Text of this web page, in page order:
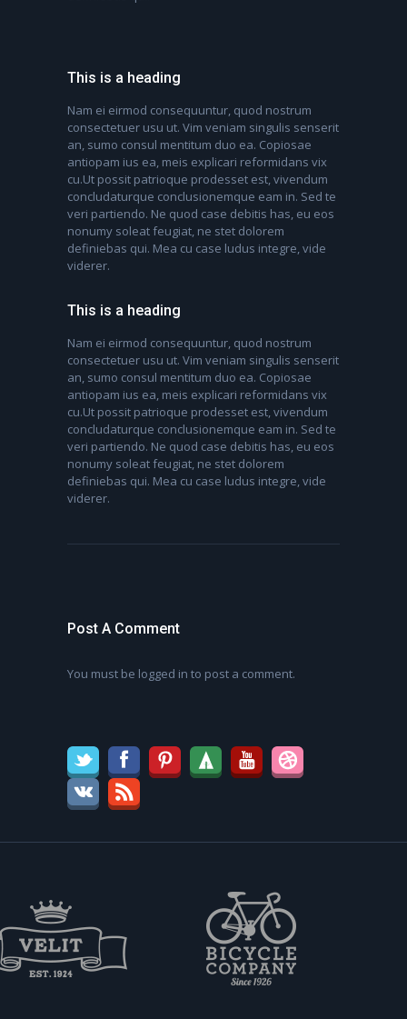
This is a heading
Nam ei eirmod consequuntur, quod nostrum
consectetuer usu ut. Vim veniam singulis senserit
an, sumo consul mentitum duo ea. Copiosae
antiopam ius ea, meis explicari reformidans vix
cu.Ut possit patrioque prodesset est, vivendum
concludaturque conclusionemque eam in. Sed te
veri partiendo. Ne quod case debitis has, eu eos
nonumy soleat feugiat, ne stet dolorem
definiebas qui. Mea cu case ludus integre, vide
viderer.
This is a heading
Nam ei eirmod consequuntur, quod nostrum
consectetuer usu ut. Vim veniam singulis senserit
an, sumo consul mentitum duo ea. Copiosae
antiopam ius ea, meis explicari reformidans vix
cu.Ut possit patrioque prodesset est, vivendum
concludaturque conclusionemque eam in. Sed te
veri partiendo. Ne quod case debitis has, eu eos
nonumy soleat feugiat, ne stet dolorem
definiebas qui. Mea cu case ludus integre, vide
viderer.
Post A Comment
You must be logged in to post a comment.